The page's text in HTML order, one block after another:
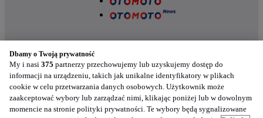
Nasze aplikacje w twoim telefonie
Dbamy o Twoją prywatność
My i nasi 375 partnerzy przechowujemy lub uzyskujemy dostęp do
informacji na urządzeniu, takich jak unikalne identyfikatory w plikach
cookie w celu przetwarzania danych osobowych. Użytkownik może
zaakceptować wybory lub zarządzać nimi, klikając poniżej lub w dowolnym
momencie na stronie polityki prywatności. Te wybory będą sygnalizowane